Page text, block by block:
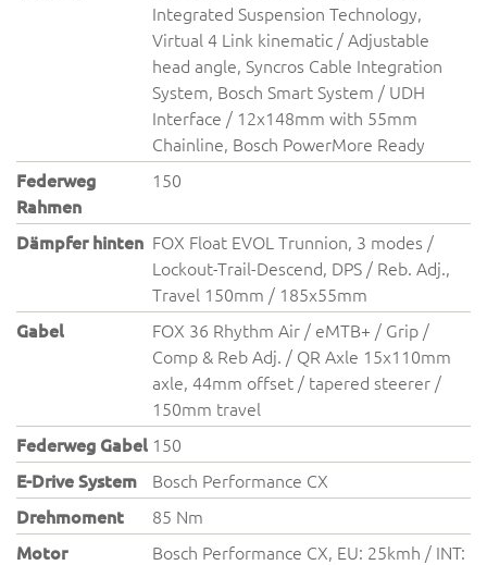
Integrated Suspension Technology,
Virtual 4 Link kinematic / Adjustable
head angle, Syncros Cable Integration
System, Bosch Smart System / UDH
Interface / 12x148mm with 55mm
Chainline, Bosch PowerMore Ready
Federweg
Rahmen
150
Dämpfer hinten FOX Float EVOL Trunnion, 3 modes /
Lockout-Trail-Descend, DPS / Reb. Adj.,
Travel 150mm / 185x55mm
Gabel
FOX 36 Rhythm Air / eMTB+ / Grip /
Comp & Reb Adj. / QR Axle 15x110mm
axle, 44mm offset / tapered steerer /
150mm travel
Federweg Gabel 150
E-Drive System
Bosch Performance CX
Drehmoment
85 Nm
Motor
Bosch Performance CX, EU: 25kmh / INT: